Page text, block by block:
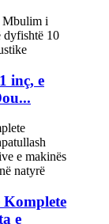
inç, e
Komplete
e